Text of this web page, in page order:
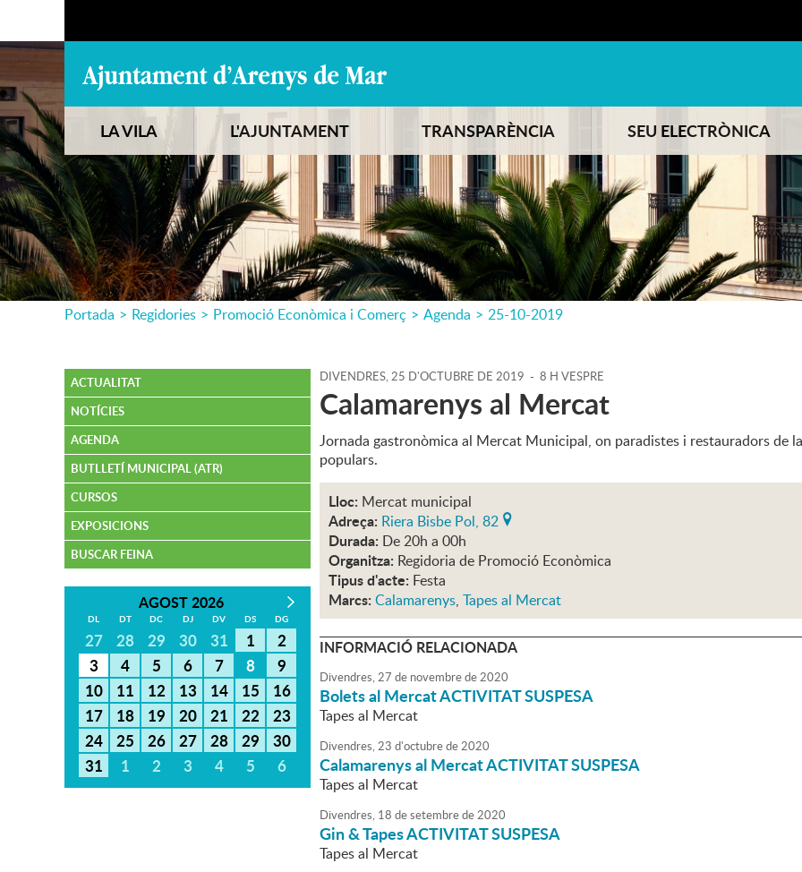
LA VILA L'AJUNTAMENT TRANSPARÈNCIA SEU ELECTRÒNICA
Portada > Regidories > Promoció Econòmica i Comerç > Agenda > 25-10-2019
ACTUALITAT
NOTÍCIES
AGENDA
BUTLLETÍ MUNICIPAL (ATR)
CURSOS
EXPOSICIONS
BUSCAR FEINA
AGOST 2026
DL DT DC DJ DV DS DG
27 28 29 30 31 1
2
3
4 5 6 7 8
9
10
11 12 13 14 15
16
17
18 19 20 21 22
23
24
25 26 27 28 29
30
31
1 2 3 4 5 6
DIVENDRES,25 D'OCTUBRE DE 2019 - 8 H VESPRE
Calamarenys al Mercat
Jornada gastronòmica al Mercat Municipal, on paradistes i restauradors de
populars.
Lloc: Mercat municipal
Adreça: Riera Bisbe Pol, 82
Durada: De 20h a 00h
Organitza: Regidoria de Promoció Econòmica
Tipus d'acte: Festa
Marcs: Calamarenys, Tapes al Mercat
INFORMACIÓ RELACIONADA
Divendres,27 de novembrede2020
Bolets al Mercat ACTIVITAT SUSPESA
Tapes al Mercat
Divendres,23 d'octubrede2020
Calamarenys al Mercat ACTIVITAT SUSPESA
Tapes al Mercat
Divendres, 18 desetembrede2020
Gin & Tapes ACTIVITAT SUSPESA
Tapes al Mercat